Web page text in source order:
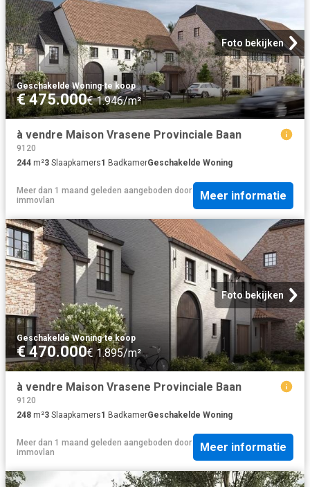
Foto bekijken
Geschakelde Woning·te koop
€ 475.000€ 1.946/m²
à vendre Maison Vrasene Provinciale Baan
9120
244 m²3 Slaapkamers1 BadkamerGeschakelde Woning
Meer dan 1 maand geleden aangeboden door
immovlan
Meer informatie
Foto bekijken
Geschakelde Woning·te koop
€ 470.000€ 1.895/m²
à vendre Maison Vrasene Provinciale Baan
9120
248 m²3 Slaapkamers1 BadkamerGeschakelde Woning
Meer dan 1 maand geleden aangeboden door
immovlan
Meer informatie